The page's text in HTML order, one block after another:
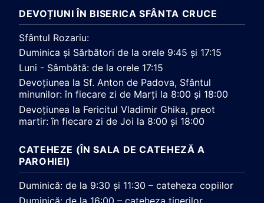
DEVOȚIUNI ÎN BISERICA SFÂNTA CRUCE
Sfântul Rozariu:
Duminica și Sărbători de la orele 9:45 și 17:15
Luni - Sâmbătă: de la orele 17:15
Devoțiunea la Sf. Anton de Padova, Sfântul
minunilor: în fiecare zi de Marți la 8:00 și 18:00
Devoțiunea la Fericitul Vladimir Ghika, preot
martir: în fiecare zi de Joi la 8:00 și 18:00
CATEHEZE (ÎN SALA DE CATEHEZĂ A
PAROHIEI)
Duminică: de la 9:30 și 11:30 – cateheza copiilor
Duminică: de la 16:00 – cateheza tinerilor